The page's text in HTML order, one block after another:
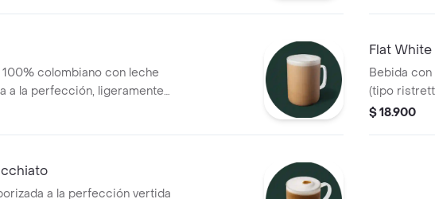
colombiano con leche
a la perfección, ligeramente
espuma
Flat White
Bebida
(tipo
preparada
$ 18.900
a la perfección vertida